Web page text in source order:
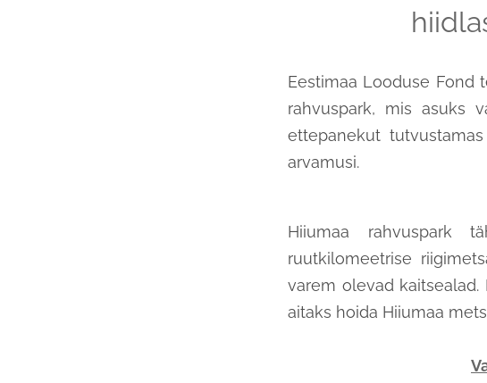
Eestimaa Looduse Fond
rahvuspark, mis asuks
ettepanekut
arvamusi.
Hiiumaa rahvuspark
ruutkilomeetrise
varem olevad
aitaks hoida Hiiumaa